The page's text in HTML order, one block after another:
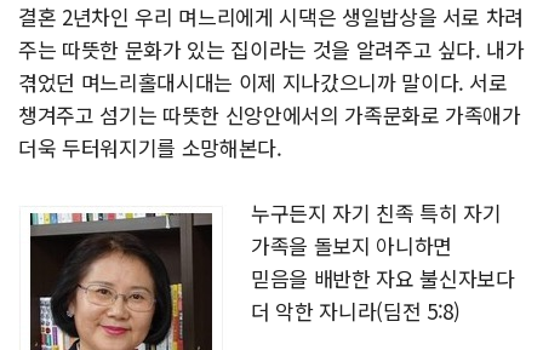
결혼 2년차인 우리 며느리에게 시댁은 생일밥상을 서로 차려
주는 따뜻한 문화가 있는 집이라는 것을 알려주고 싶다. 내가
겪었던 며느리홀대시대는 이제 지나갔으니까 말이다. 서로
챙겨주고 섬기는 따뜻한 신앙안에서의 가족문화로 가족애가
더욱 두터워지기를 소망해본다.
누구든지 자기 친족 특히 자기
가족을 돌보지 아니하면
믿음을 배반한 자요 불신자보다
더 악한 자니라(딤전 5:8)